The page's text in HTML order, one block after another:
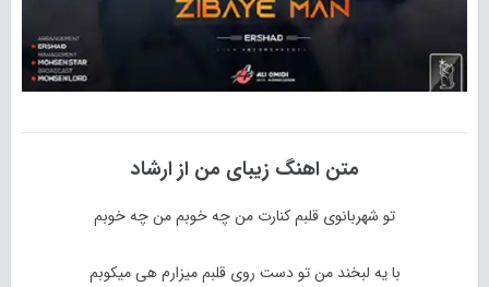
متن اهنگ زیبای من از ارشاد
تو شهربانوی قلبم کنارت من چه خوبم من چه خوبم
با یه لبخند من تو دست روی قلبم میزارم هی میکوبم